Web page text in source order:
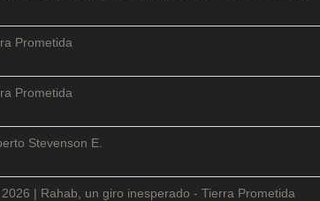
Prometida
Prometida
Stevenson E.
| Rahab, un giro inesperado - Tierra Prometida